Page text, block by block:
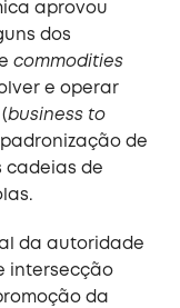
aprovou
dos
commodities
e operar
business to
de
cadeias de
da autoridade
intersecção
da